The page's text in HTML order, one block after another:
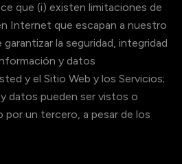
que (i) existen limitaciones de
Internet que escapan a nuestro
la seguridad, integridad
y datos
y el Sitio Web y los Servicios;
datos pueden ser vistos o
por un tercero, a pesar de los